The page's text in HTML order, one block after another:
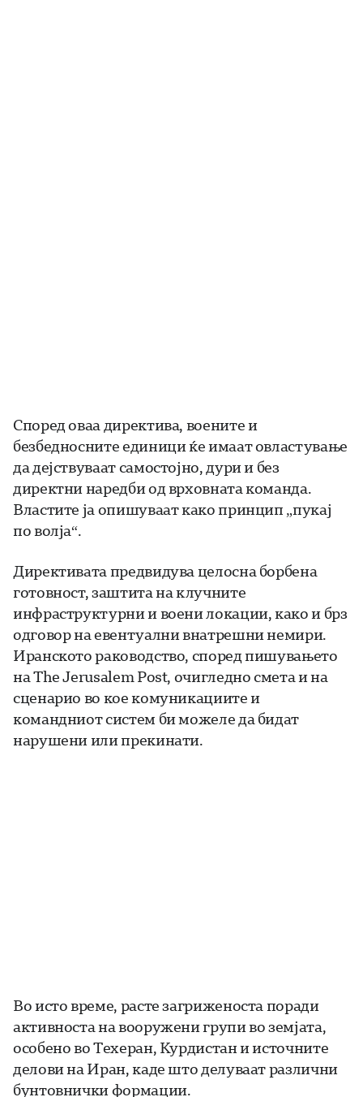
Според оваа директива, воените и
безбедносните единици ќе имаат овластување
да дејствуваат самостојно, дури и без
директни наредби од врховната команда.
Властите ја опишуваат како принцип „пукај
по волја“.
Директивата предвидува целосна борбена
готовност, заштита на клучните
инфраструктурни и воени локации, како и брз
одговор на евентуални внатрешни немири.
Иранското раководство, според пишувањето
на The Jerusalem Post, очигледно смета и на
сценарио во кое комуникациите и
командниот систем би можеле да бидат
нарушени или прекинати.
Во исто време, расте загриженоста поради
активноста на вооружени групи во земјата,
особено во Техеран, Курдистан и источните
делови на Иран, каде што делуваат различни
бунтовнички формации.